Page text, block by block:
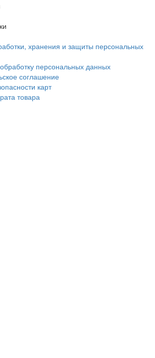
хранения и защиты персональных
персональных данных
соглашение
карт
товара